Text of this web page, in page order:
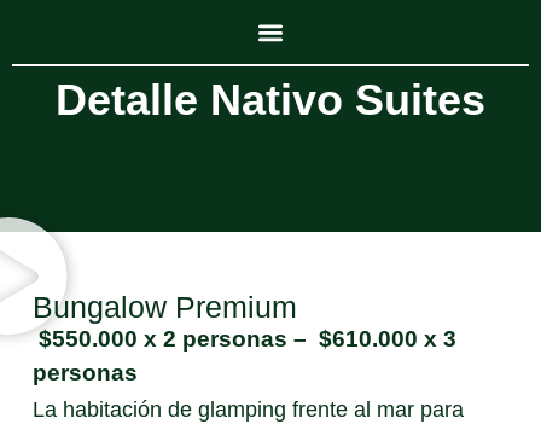
Detalle Nativo Suites
Bungalow Premium
$550.000 x 2 personas – $610.000 x 3
personas
La habitación de glamping frente al mar para